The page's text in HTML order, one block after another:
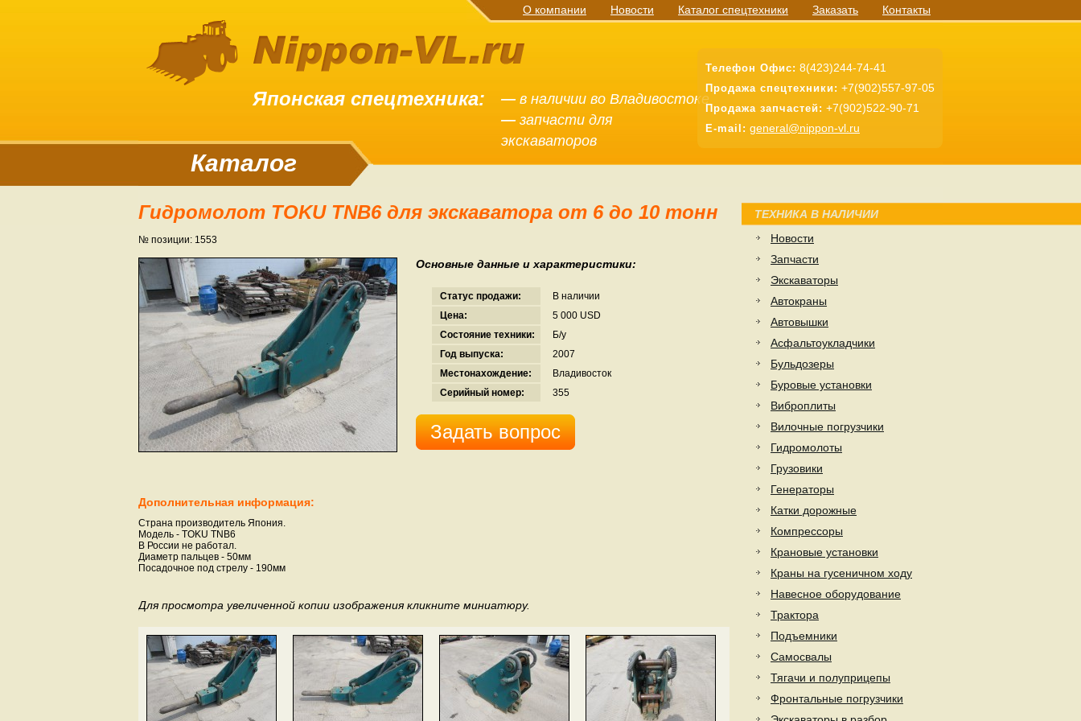
О компании Новости Каталог спецтехники Заказать Контакты
Японская спецтехника: — в наличии во Владивостоке
— запчасти для
экскаваторов
Телефон Офис: 8(423)244-74-41
Продажа спецтехники: +7(902)557-97-05
Продажа запчастей: +7(902)522-90-71
E-mail: general@nippon-vl.ru
Каталог
Гидромолот TOKU TNB6 для экскаватора от 6 до 10 тонн
№ позиции: 1553
Основные данные и характеристики:
Статус продажи:
В наличии
Цена:
5 000 USD
Состояние техники:
Б/у
Год выпуска:
2007
Местонахождение:
Владивосток
Серийный номер:
355
Задать вопрос
Дополнительная информация:
Страна производитель Япония.
Модель - TOKU TNB6
В России не работал.
Диаметр пальцев - 50мм
Посадочное под стрелу - 190мм
Для просмотра увеличенной копии изображения кликните миниатюру.
ТЕХНИКА В НАЛИЧИИ
Новости
Запчасти
Экскаваторы
Автокраны
Автовышки
Асфальтоукладчики
Бульдозеры
Буровые установки
Виброплиты
Вилочные погрузчики
Гидромолоты
Грузовики
Генераторы
Катки дорожные
Компрессоры
Крановые установки
Краны на гусеничном ходу
Навесное оборудование
Трактора
Подъемники
Самосвалы
Тягачи и полуприцепы
Фронтальные погрузчики